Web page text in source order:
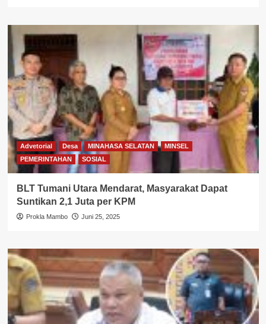
Advetorial Desa MINAHASA SELATAN
MINSEL
PEMERINTAHAN
SOSIAL
BLT Tumani Utara Mendarat, Masyarakat Dapat
Suntikan 2,1 Juta per KPM
Prokla Mambo Juni 25, 2025